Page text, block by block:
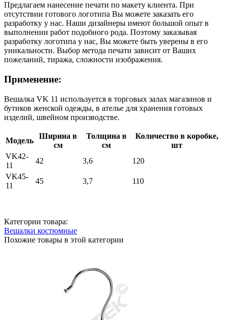
Предлагаем нанесение печати по макету клиента. При
отсутствии готового логотипа Вы можете заказать его
разработку у нас. Наши дизайнеры имеют большой опыт в
выполнении работ подобного рода. Поэтому заказывая
разработку логотипа у нас, Вы можете быть уверены в его
уникальности. Выбор метода печати зависит от Ваших
пожеланий, тиража, сложности изображения.
Применение:
Вешалка VK 11 используется в торговых залах магазинов и
бутиков женской одежды, в ателье для хранения готовых
изделий, швейном производстве.
Модель
Ширина в
см
Толщина в
см
Количество в коробке,
шт
VK42-
11
42 3,6
120
VK45-
11
45 3,7 110
Категории товара:
Вешалки костюмные
Похожие товары в этой категории